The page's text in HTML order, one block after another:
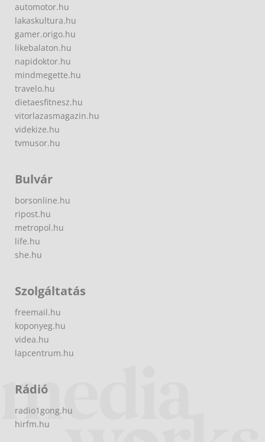
automotor.hu
lakaskultura.hu
gamer.origo.hu
likebalaton.hu
napidoktor.hu
mindmegette.hu
travelo.hu
dietaesfitnesz.hu
vitorlazasmagazin.hu
videkize.hu
tvmusor.hu
Bulvár
borsonline.hu
ripost.hu
metropol.hu
life.hu
she.hu
Szolgáltatás
freemail.hu
koponyeg.hu
videa.hu
lapcentrum.hu
Rádió
radio1gong.hu
hirfm.hu